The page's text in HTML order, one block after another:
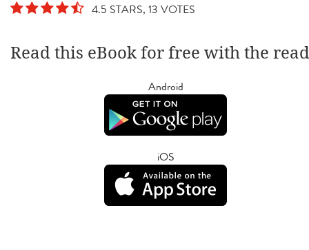
4.5 STARS, 13 VOTES
Read this eBook for free with the
Android
iOS